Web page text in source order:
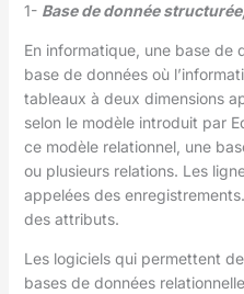
1- Base de donnée
En informatique, une base de
base de données où
tableaux à deux dimensions
selon le modèle introduit par
ce modèle relationnel, une
ou plusieurs relations. Les
appelées des
des attributs.
Les logiciels qui permettent
bases de données